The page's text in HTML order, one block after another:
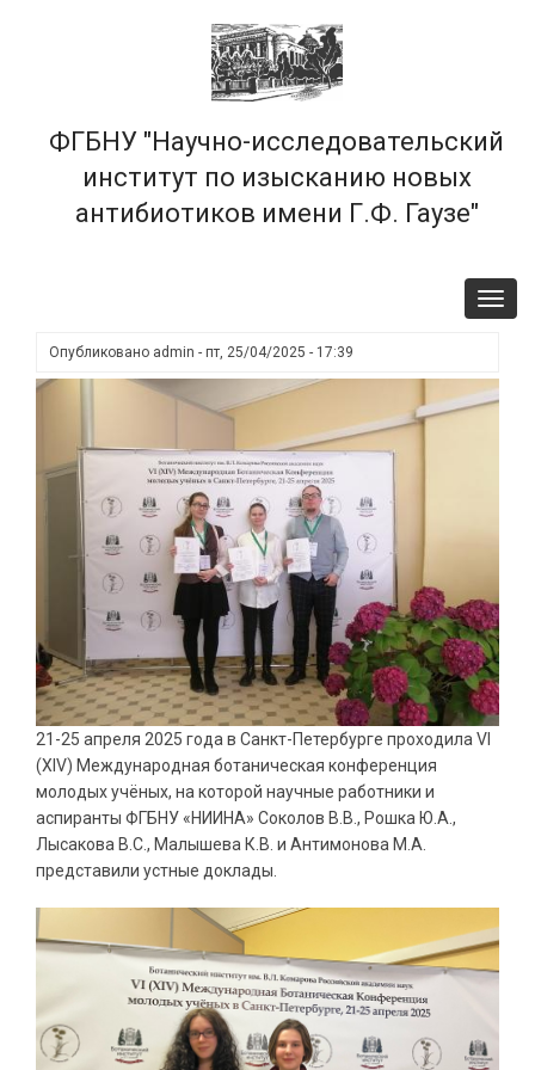
ФГБНУ "Научно-исследовательский
институт по изысканию новых
антибиотиков имени Г.Ф. Гаузе"
Опубликовано admin - пт, 25/04/2025 - 17:39
21-25 апреля 2025 года в Санкт-Петербурге проходила VI
(XIV) Международная ботаническая конференция
молодых учёных, на которой научные работники и
аспиранты ФГБНУ «НИИНА» Соколов В.В., Рошка Ю.А.,
Лысакова В.С., Малышева К.В. и Антимонова М.А.
представили устные доклады.
×